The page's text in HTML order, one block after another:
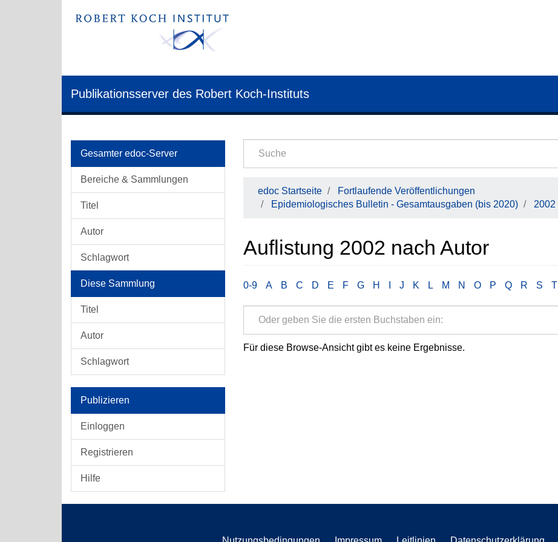
Publikationsserver des Robert Koch-Instituts
Gesamter edoc-Server
Bereiche & Sammlungen
Titel
Autor
Schlagwort
Diese Sammlung
Titel
Autor
Schlagwort
Publizieren
Einloggen
Registrieren
Hilfe
edoc Startseite
Fortlaufende Veröffentlichungen
Epidemiologisches Bulletin - Gesamtausgaben (bis 2020)
2002
Auflistung 2002 nach Autor
0-9 A B C D E F G H J K L M N O P Q R S T
Für diese Browse-Ansicht gibt es keine Ergebnisse.